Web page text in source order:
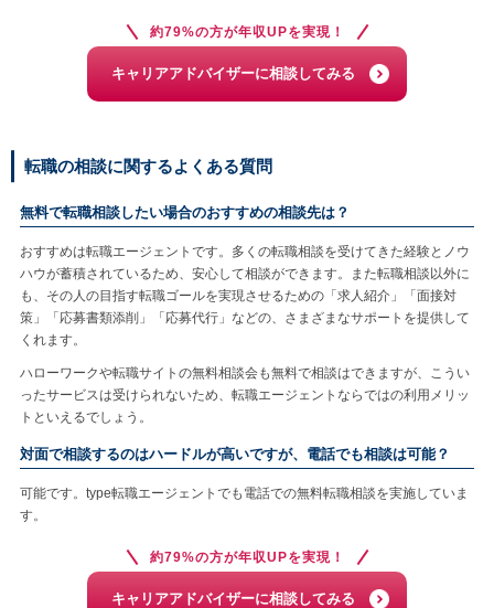
約79%の方が年収UPを実現！
キャリアアドバイザーに相談してみる
転職の相談に関するよくある質問
無料で転職相談したい場合のおすすめの相談先は？
おすすめは転職エージェントです。多くの転職相談を受けてきた経験とノウ
ハウが蓄積されているため、安心して相談ができます。また転職相談以外に
も、その人の目指す転職ゴールを実現させるための「求人紹介」「面接対
策」「応募書類添削」「応募代行」などの、さまざまなサポートを提供して
くれます。
ハローワークや転職サイトの無料相談会も無料で相談はできますが、こうい
ったサービスは受けられないため、転職エージェントならではの利用メリッ
トといえるでしょう。
対面で相談するのはハードルが高いですが、電話でも相談は可能？
可能です。type転職エージェントでも電話での無料転職相談を実施していま
す。
約79%の方が年収UPを実現！
キャリアアドバイザーに相談してみる